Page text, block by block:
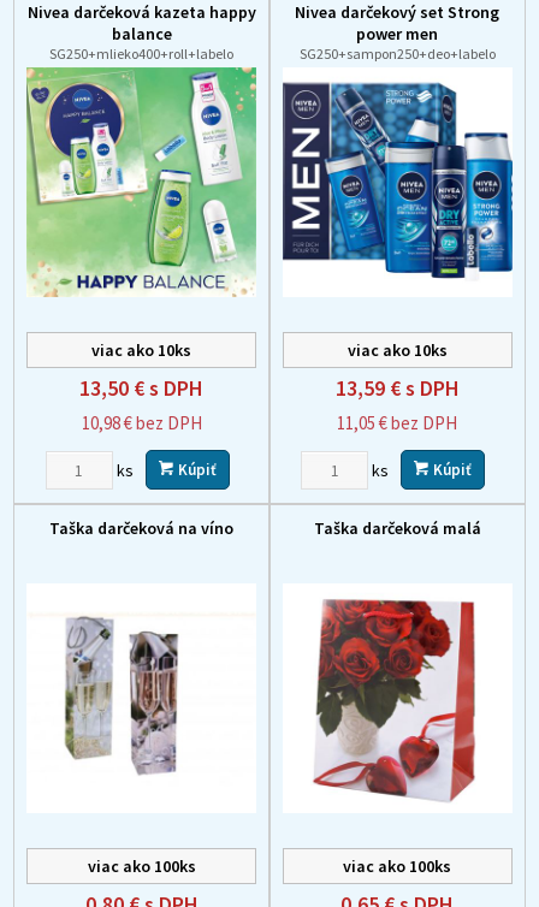
Nivea darčeková kazeta happy
balance
SG250+mlieko400+roll+labelo
viac ako 10ks
13,50 €s DPH
10,98 €bez DPH
ks Kúpiť
Nivea darčekový set Strong
power men
SG250+sampon250+deo+labelo
viac ako 10ks
13,59 €s DPH
11,05 €bez DPH
ks Kúpiť
Taška darčeková na víno
viac ako 100ks
Taška darčeková malá
viac ako 100ks